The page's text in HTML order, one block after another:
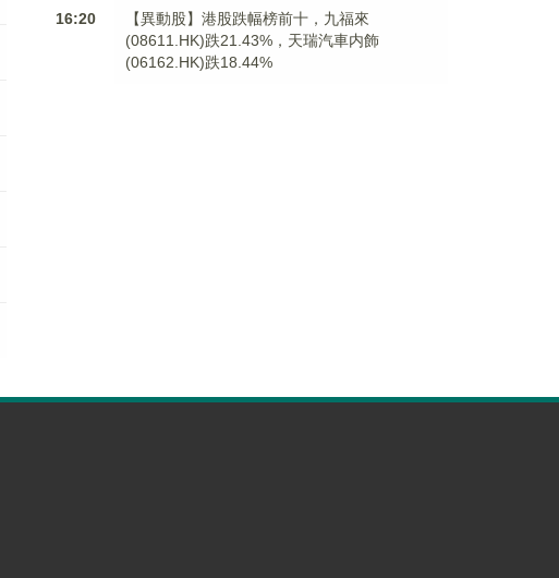
16:20
【異動股】港股跌幅榜前十，九福來
(08611.HK)跌21.43%，天瑞汽車内飾
(06162.HK)跌18.44%